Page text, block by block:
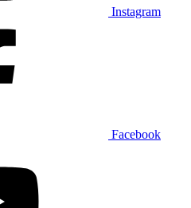
Instagram
Facebook